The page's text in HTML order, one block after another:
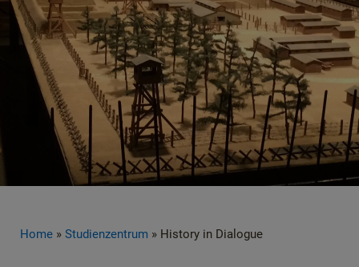
Home » Studienzentrum » History in Dialogue